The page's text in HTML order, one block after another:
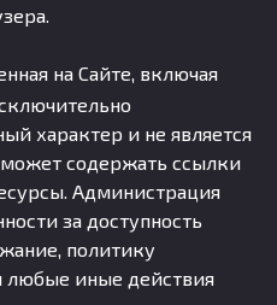
на Сайте, включая
характер и не является
содержать ссылки
Администрация
за доступность
политику
любые иные действия